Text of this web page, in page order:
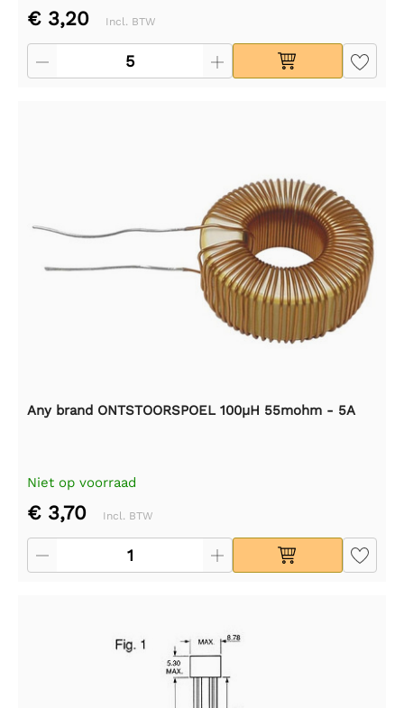
€ 3,20 Incl. BTW
Any brand ONTSTOORSPOEL 100µH 55mohm - 5A
Niet op voorraad
€ 3,70 Incl. BTW